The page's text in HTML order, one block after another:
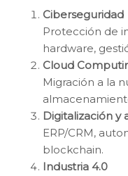
Ciberseguridad
Protección de
hardware,
Cloud
Migración a la
Digitalización y
ERP/CRM,
blockchain.
Industria 4.0